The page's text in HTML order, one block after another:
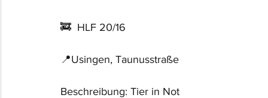
🚒  HLF 20/16
📍Usingen, Taunusstraße
Beschreibung: Tier in Not